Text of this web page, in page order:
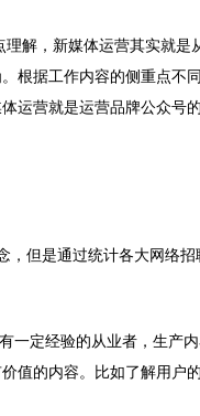
解，新媒体运营其实就是
根据工作内容的侧重点
运营就是运营品牌公众
，但是通过统计各大网络
一定经验的从业者，生产
值的内容。比如了解用